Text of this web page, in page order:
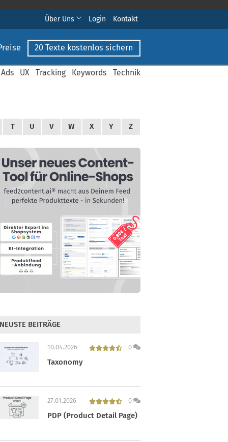
Über Uns Login Kontakt
20 Texte kostenlos sichern
UX Tracking Keywords Technik
T U V W X Y Z
NEUSTE BEITRÄGE
10.04.2026 0
Taxonomy
27.01.2026 0
PDP (Product Detail Page)